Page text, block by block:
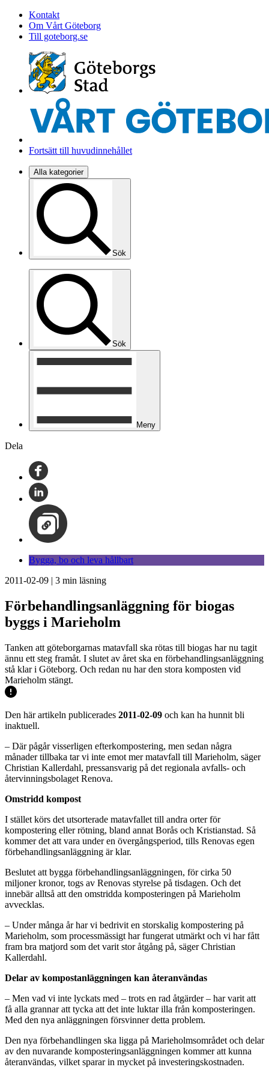
Kontakt
Om Vårt Göteborg
Till goteborg.se
Fortsätt till huvudinnehållet
Alla kategorier
Sök
Sök
Meny
Dela
Bygga, bo och leva hållbart
2011-02-09 | 3 min läsning
Förbehandlingsanläggning för biogas
byggs i Marieholm
Tanken att göteborgarnas matavfall ska rötas till biogas har nu tagit
ännu ett steg framåt. I slutet av året ska en förbehandlingsanläggning
stå klar i Göteborg. Och redan nu har den stora komposten vid
Marieholm stängt.
Den här artikeln publicerades 2011-02-09 och kan ha hunnit bli
inaktuell.
– Där pågår visserligen efterkompostering, men sedan några
månader tillbaka tar vi inte emot mer matavfall till Marieholm, säger
Christian Kallerdahl, pressansvarig på det regionala avfalls- och
återvinningsbolaget Renova.
Omstridd kompost
I stället körs det utsorterade matavfallet till andra orter för
kompostering eller rötning, bland annat Borås och Kristianstad. Så
kommer det att vara under en övergångsperiod, tills Renovas egen
förbehandlingsanläggning är klar.
Beslutet att bygga förbehandlingsanläggningen, för cirka 50
miljoner kronor, togs av Renovas styrelse på tisdagen. Och det
innebär alltså att den omstridda komposteringen på Marieholm
avvecklas.
– Under många år har vi bedrivit en storskalig kompostering på
Marieholm, som processmässigt har fungerat utmärkt och vi har fått
fram bra matjord som det varit stor åtgång på, säger Christian
Kallerdahl.
Delar av kompostanläggningen kan återanvändas
– Men vad vi inte lyckats med – trots en rad åtgärder – har varit att
få alla grannar att tycka att det inte luktar illa från komposteringen.
Med den nya anläggningen försvinner detta problem.
Den nya förbehandlingen ska ligga på Marieholmsområdet och delar
av den nuvarande komposteringsanläggningen kommer att kunna
återanvändas, vilket sparar in mycket på investeringskostnaden.